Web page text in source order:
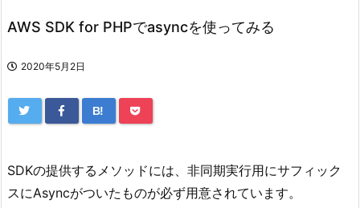
AWS SDK for PHPでasyncを使ってみる
2020年5月2日
B!
SDKの提供するメソッドには、非同期実行用にサフィック
スにAsyncがついたものが必ず用意されています。